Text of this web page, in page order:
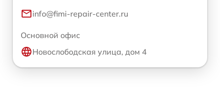
info@fimi-repair-center.ru
Основной офис
Новослободская улица, дом 4